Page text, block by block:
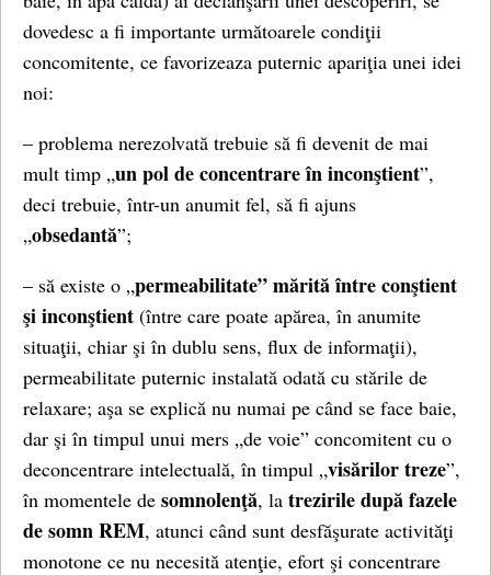
dovedesc a fi importante următoarele condiţii
concomitente, ce favorizeaza puternic apariţia unei idei
noi:
– problema nerezolvată trebuie să fi devenit de mai
mult timp „un pol de concentrare în inconştient”,
deci trebuie, într-un anumit fel, să fi ajuns
„obsedantă”;
– să existe o „permeabilitate” mărită între conştient
şi inconştient (între care poate apărea, în anumite
situaţii, chiar şi în dublu sens, flux de informaţii),
permeabilitate puternic instalată odată cu stările de
relaxare; aşa se explică nu numai pe când se face baie,
dar şi în timpul unui mers „de voie” concomitent cu o
deconcentrare intelectuală, în timpul „visărilor treze”,
în momentele de somnolenţă, la trezirile după fazele
de somn REM, atunci când sunt desfăşurate activităţi
monotone ce nu necesită atenţie, efort şi concentrare